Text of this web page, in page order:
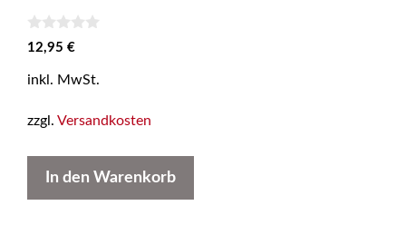
0
v
n
12,95 €
inkl. MwSt.
zzgl. Versandkosten
In den Warenkorb